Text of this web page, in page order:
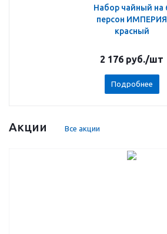
Набор чайный на 6
персон ИМПЕРИЯ
красный
2 176 руб./шт
Подробнее
Акции Все акции